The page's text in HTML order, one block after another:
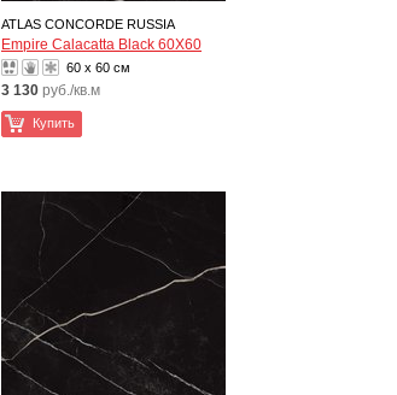
ATLAS CONCORDE RUSSIA
Empire Calacatta Black 60X60
60 x 60 см
3 130 руб./кв.м
Купить